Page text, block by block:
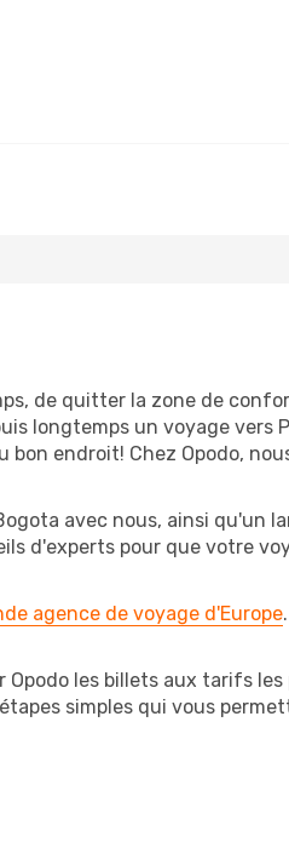
de quitter la zone de
longtemps un voyage vers
endroit! Chez Opodo,
avec nous, ainsi qu'un
d'experts pour que votre
agence de voyage d'Europe
les billets aux tarifs les
simples qui vous